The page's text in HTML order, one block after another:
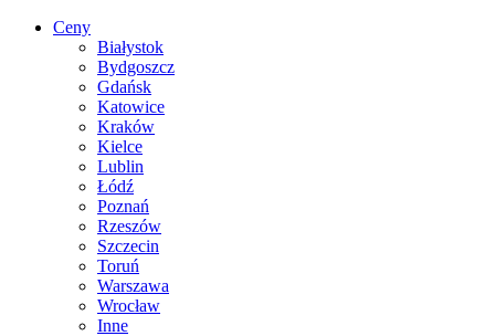
Ceny
Białystok
Bydgoszcz
Gdańsk
Katowice
Kraków
Kielce
Lublin
Łódź
Poznań
Rzeszów
Szczecin
Toruń
Warszawa
Wrocław
Inne